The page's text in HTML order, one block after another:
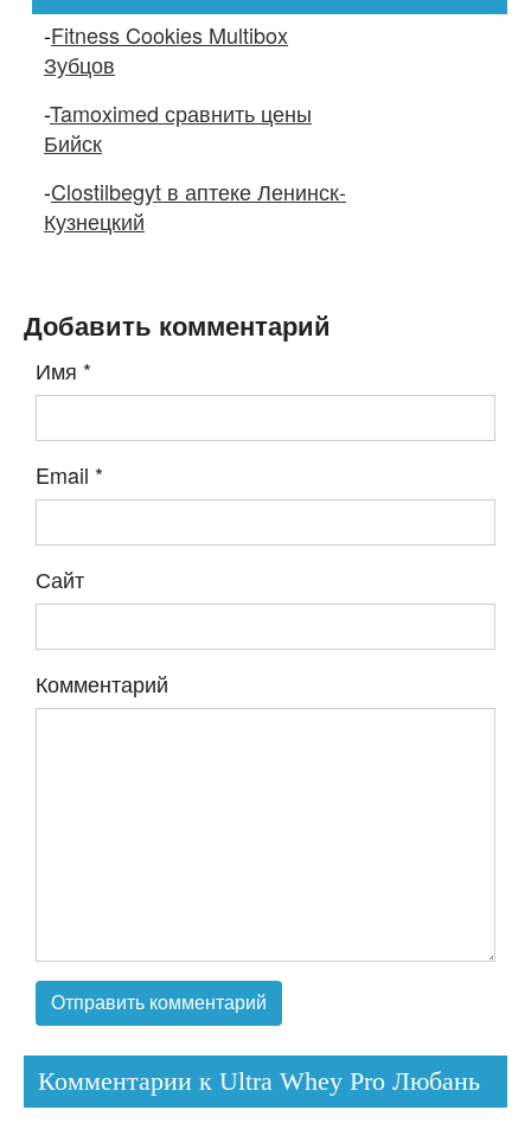
-Fitness Cookies Multibox
Зубцов
-Tamoximed сравнить цены
Бийск
-Clostilbegyt в аптеке Ленинск-
Кузнецкий
Добавить комментарий
Имя *
Email *
Сайт
Комментарий
Комментарии к Ultra Whey Pro Любань